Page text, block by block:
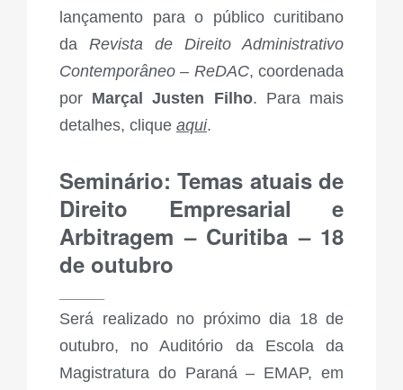
lançamento para o público curitibano
da Revista de Direito Administrativo
Contemporâneo – ReDAC, coordenada
por Marçal Justen Filho. Para mais
detalhes, clique aqui.
Seminário: Temas atuais de
Direito Empresarial e
Arbitragem – Curitiba – 18
de outubro
Será realizado no próximo dia 18 de
outubro, no Auditório da Escola da
Magistratura do Paraná – EMAP, em